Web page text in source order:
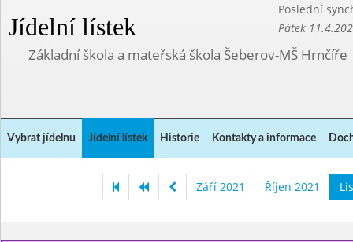
Jídelní lístek
Poslední
Pátek
Základní škola a mateřská škola Šeberov-MŠ Hrnčíře
Vybrat jídelnu Jídelní lístek Historie Kontakty a informace
Září 2021 Říjen 2021